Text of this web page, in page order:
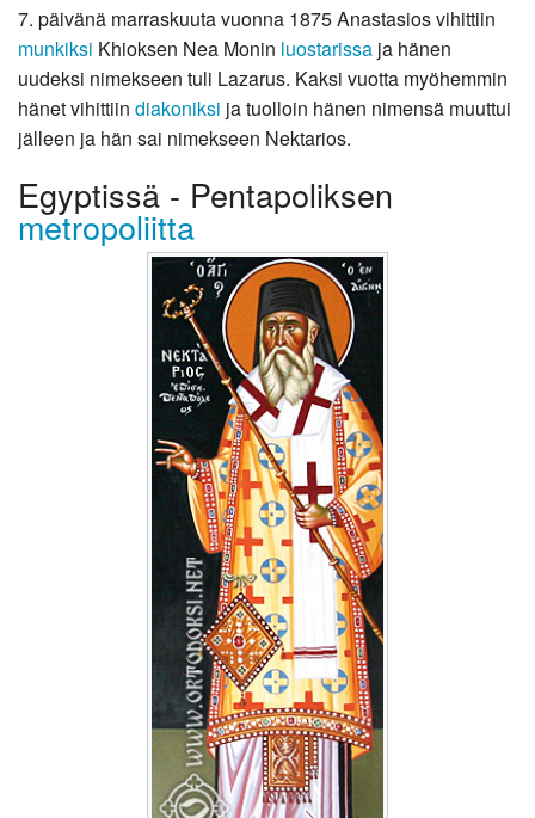
7. päivänä marraskuuta vuonna 1875 Anastasios vihittiin
munkiksi Khioksen Nea Monin luostarissa ja hänen
uudeksi nimekseen tuli Lazarus. Kaksi vuotta myöhemmin
hänet vihittiin diakoniksi ja tuolloin hänen nimensä muuttui
jälleen ja hän sai nimekseen Nektarios.
Egyptissä - Pentapoliksen
metropoliitta